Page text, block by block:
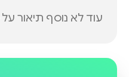
עוד לא נוסף תיאור על